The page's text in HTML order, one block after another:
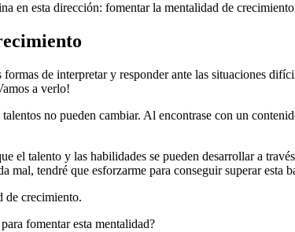
en esta dirección: fomentar la mentalidad de
formas de interpretar y responder ante las situaciones
a verlo!
no pueden cambiar. Al encontrase con un
el talento y las habilidades se pueden desarrollar a
mal, tendré que esforzarme para conseguir superar esta
de crecimiento.
fomentar esta mentalidad?